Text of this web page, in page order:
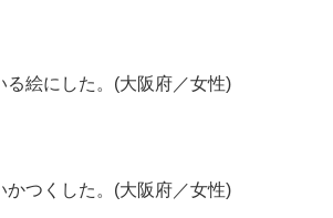
る絵にした。(大阪府／女性)
かつくした。(大阪府／女性)